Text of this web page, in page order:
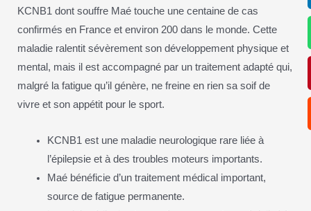
KCNB1 dont souffre Maé touche une centaine de cas
confirmés en France et environ 200 dans le monde. Cette
maladie ralentit sévèrement son développement physique et
mental, mais il est accompagné par un traitement adapté qui,
malgré la fatigue qu’il génère, ne freine en rien sa soif de
vivre et son appétit pour le sport.
KCNB1 est une maladie neurologique rare liée à
l’épilepsie et à des troubles moteurs importants.
Maé bénéficie d’un traitement médical important,
source de fatigue permanente.